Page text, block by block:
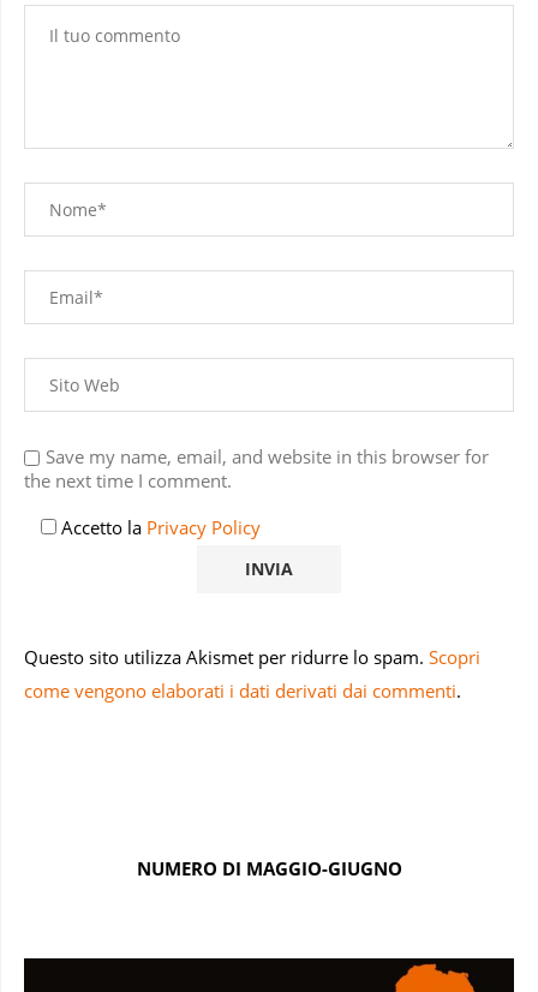
Save my name, email, and website in this browser for
the next time I comment.
Accetto la Privacy Policy
Questo sito utilizza Akismet per ridurre lo spam. Scopri
come vengono elaborati i dati derivati dai commenti.
NUMERO DI MAGGIO-GIUGNO